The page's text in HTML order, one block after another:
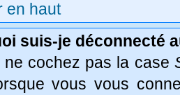
en haut
suis-je déconnecté
ne cochez pas la case
vous vous